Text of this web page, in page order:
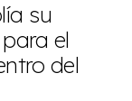
su
el
del